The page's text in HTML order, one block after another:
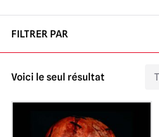
FILTRER PAR
Voici le seul résultat